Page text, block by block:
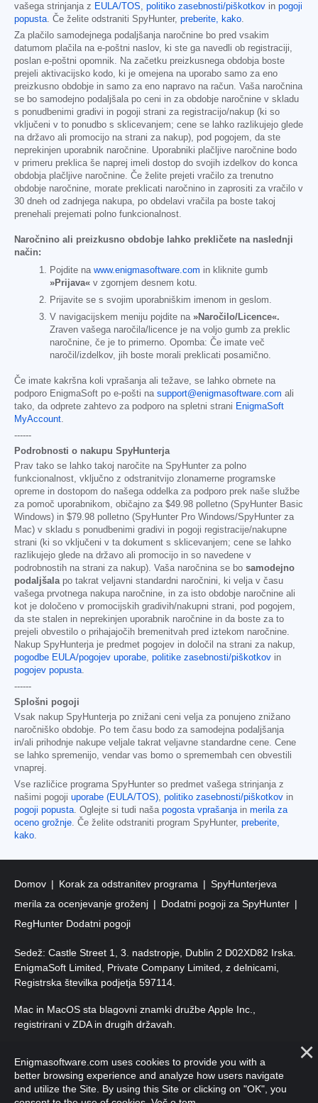
vašega strinjanja z EULA/TOS, politiko zasebnosti/piškotkov in pogoji
popusta. Če želite odstraniti SpyHunter, preberite, kako.
Za plačilo samodejnega podaljšanja naročnine bo pred vsakim
datumom plačila na e-poštni naslov, ki ste ga navedli ob registraciji,
poslan e-poštni opomnik. Na začetku preizkusnega obdobja boste
prejeli aktivacijsko kodo, ki je omejena na uporabo samo za eno
preizkusno obdobje in samo za eno napravo na račun. Vaša naročnina
se bo samodejno podaljšala po ceni in za obdobje naročnine v skladu
s ponudbenimi gradivi in pogoji strani za registracijo/nakup (ki so
vključeni v to ponudbo s sklicevanjem; cene se lahko razlikujejo glede
na državo ali promocijo na strani za nakup), pod pogojem, da ste
neprekinjen uporabnik naročnine. Uporabniki plačljive naročnine bodo
v primeru preklica še naprej imeli dostop do svojih izdelkov do konca
obdobja plačljive naročnine. Če želite prejeti vračilo za trenutno
obdobje naročnine, morate preklicati naročnino in zaprositi za vračilo v
30 dneh od zadnjega nakupa, po obdelavi vračila pa boste takoj
prenehali prejemati polno funkcionalnost.
Naročnino ali preizkusno obdobje lahko prekličete na naslednji
način:
Pojdite na www.enigmasoftware.com in kliknite gumb
»Prijava« v zgornjem desnem kotu.
Prijavite se s svojim uporabniškim imenom in geslom.
V navigacijskem meniju pojdite na »Naročilo/Licence«.
Zraven vašega naročila/licence je na voljo gumb za preklic
naročnine, če je to primerno. Opomba: Če imate več
naročil/izdelkov, jih boste morali preklicati posamično.
Če imate kakršna koli vprašanja ali težave, se lahko obrnete na
podporo EnigmaSoft po e-pošti na support@enigmasoftware.com ali
tako, da odprete zahtevo za podporo na spletni strani EnigmaSoft
MyAccount.
------
Podrobnosti o nakupu SpyHunterja
Prav tako se lahko takoj naročite na SpyHunter za polno
funkcionalnost, vključno z odstranitvijo zlonamerne programske
opreme in dostopom do našega oddelka za podporo prek naše službe
za pomoč uporabnikom, običajno za $49.98 polletno (SpyHunter Basic
Windows) in $79.98 polletno (SpyHunter Pro Windows/SpyHunter za
Mac) v skladu s ponudbenimi gradivi in pogoji registracije/nakupne
strani (ki so vključeni v ta dokument s sklicevanjem; cene se lahko
razlikujejo glede na državo ali promocijo in so navedene v
podrobnostih na strani za nakup). Vaša naročnina se bo samodejno
podaljšalapo takrat veljavni standardni naročnini, ki velja v času
vašega prvotnega nakupa naročnine, in za isto obdobje naročnine ali
kot je določeno v promocijskih gradivih/nakupni strani, pod pogojem,
da ste stalen in neprekinjen uporabnik naročnine in da boste za to
prejeli obvestilo o prihajajočih bremenitvah pred iztekom naročnine.
Nakup SpyHunterja je predmet pogojev in določil na strani za nakup,
pogodbe EULA/pogojev uporabe, politike zasebnosti/piškotkov in
pogojev popusta.
------
Splošni pogoji
Vsak nakup SpyHunterja po znižani ceni velja za ponujeno znižano
naročniško obdobje. Po tem času bodo za samodejna podaljšanja
in/ali prihodnje nakupe veljale takrat veljavne standardne cene. Cene
se lahko spremenijo, vendar vas bomo o spremembah cen obvestili
vnaprej.
Vse različice programa SpyHunter so predmet vašega strinjanja z
našimi pogoji uporabe (EULA/TOS), politiko zasebnosti/piškotkov in
pogoji popusta. Oglejte si tudi naša pogosta vprašanjain merila za
oceno grožnje. Če želite odstraniti program SpyHunter, preberite,
kako.
Domov Korak za odstranitev programa
SpyHunterjeva
merila za ocenjevanje groženj
Dodatni pogoji za SpyHunter
RegHunter Dodatni pogoji
Sedež: Castle Street 1, 3. nadstropje, Dublin 2 D02XD82 Irska.
EnigmaSoft Limited, Private Company Limited, z delnicami,
Registrska številka podjetja 597114.
Mac in MacOS sta blagovni znamki družbe Apple Inc.,
registrirani v ZDA in drugih državah.
pridržane.
Enigmasoftware.com uses cookies to provide you with a
better browsing experience and analyze how users navigate
and utilize the Site. By using this Site or clicking on "OK", you